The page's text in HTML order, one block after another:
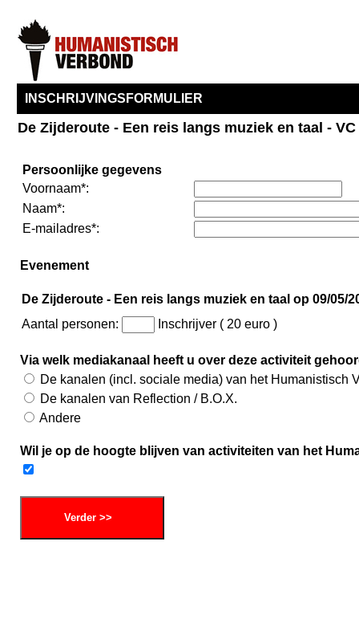
INSCHRIJVINGSFORMULIER
De Zijderoute - Een reis langs muziek en taal -
Persoonlijke gegevens
Voornaam*:
Naam*:
E-mailadres*:
Evenement
De Zijderoute - Een reis langs muziek en taal op 09/05/
Aantal personen:
Inschrijver ( 20 euro )
Via welk mediakanaal heeft u over deze activiteit
De kanalen (incl. sociale media) van het Humanistisch
De kanalen van Reflection / B.O.X.
Andere
Wil je op de hoogte blijven van activiteiten van het